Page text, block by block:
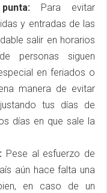
Para evitar
y entradas de las
salir en horarios
personas siguen
en feriados o
manera de evitar
tus días de
días en que sale la
Pese al esfuerzo de
aún hace falta una
en caso de un